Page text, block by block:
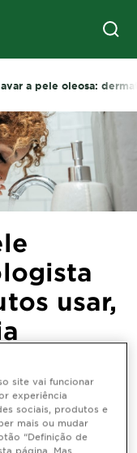
a pele oleosa:
usar,
a
site vai funcionar
experiência
sociais, produtos e
mais ou mudar
“Definição de
página. Mas